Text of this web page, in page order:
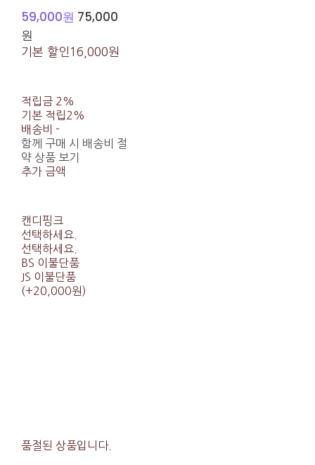
59,000원 75,000
원
기본 할인 16,000원
적립금 2%
기본 적립2%
배송비 -
함께 구매 시 배송비 절
약 상품 보기
추가 금액
캔디핑크
선택하세요.
선택하세요.
BS 이불단품
JS 이불단품
(+20,000원)
품절된 상품입니다.